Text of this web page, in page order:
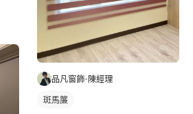
品凡窗飾-陳經理
斑馬簾